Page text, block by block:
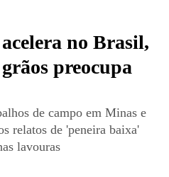
no Brasil,
preocupa
de campo em Minas e
relatos de 'peneira baixa'
lavouras